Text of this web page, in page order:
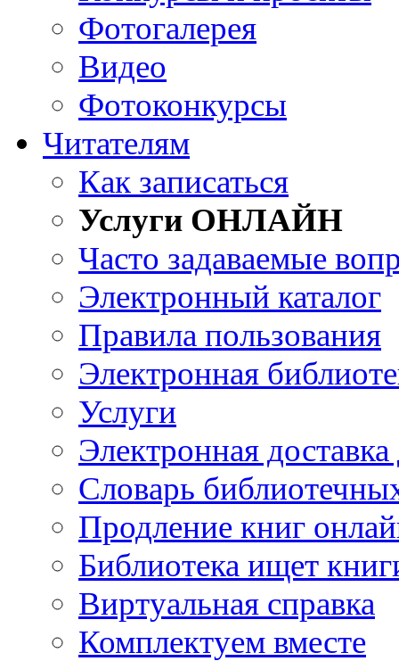
Фотогалерея
Видео
Фотоконкурсы
Читателям
Как записаться
Услуги ОНЛАЙН
Часто задаваемые
Электронный каталог
Правила пользования
Электронная
Услуги
Электронная
Словарь
Продление книг
Библиотека ищет
Виртуальная справка
Комплектуем вместе